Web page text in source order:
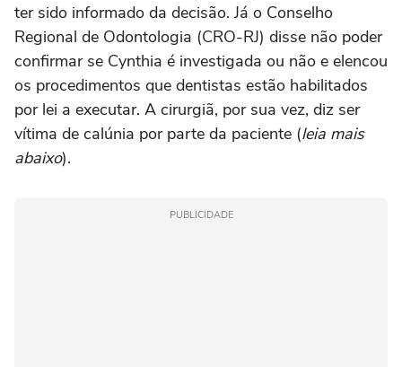
ter sido informado da decisão. Já o Conselho
Regional de Odontologia (CRO-RJ) disse não poder
confirmar se Cynthia é investigada ou não e elencou
os procedimentos que dentistas estão habilitados
por lei a executar. A cirurgiã, por sua vez, diz ser
vítima de calúnia por parte da paciente (leia mais
abaixo).
PUBLICIDADE